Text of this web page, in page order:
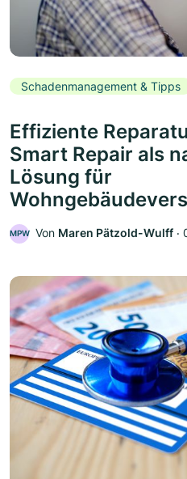
Schadenmanagement & Tipps
Effiziente
Smart Repair als
Lösung für
MPW Von Maren Pätzold-Wulff ‧